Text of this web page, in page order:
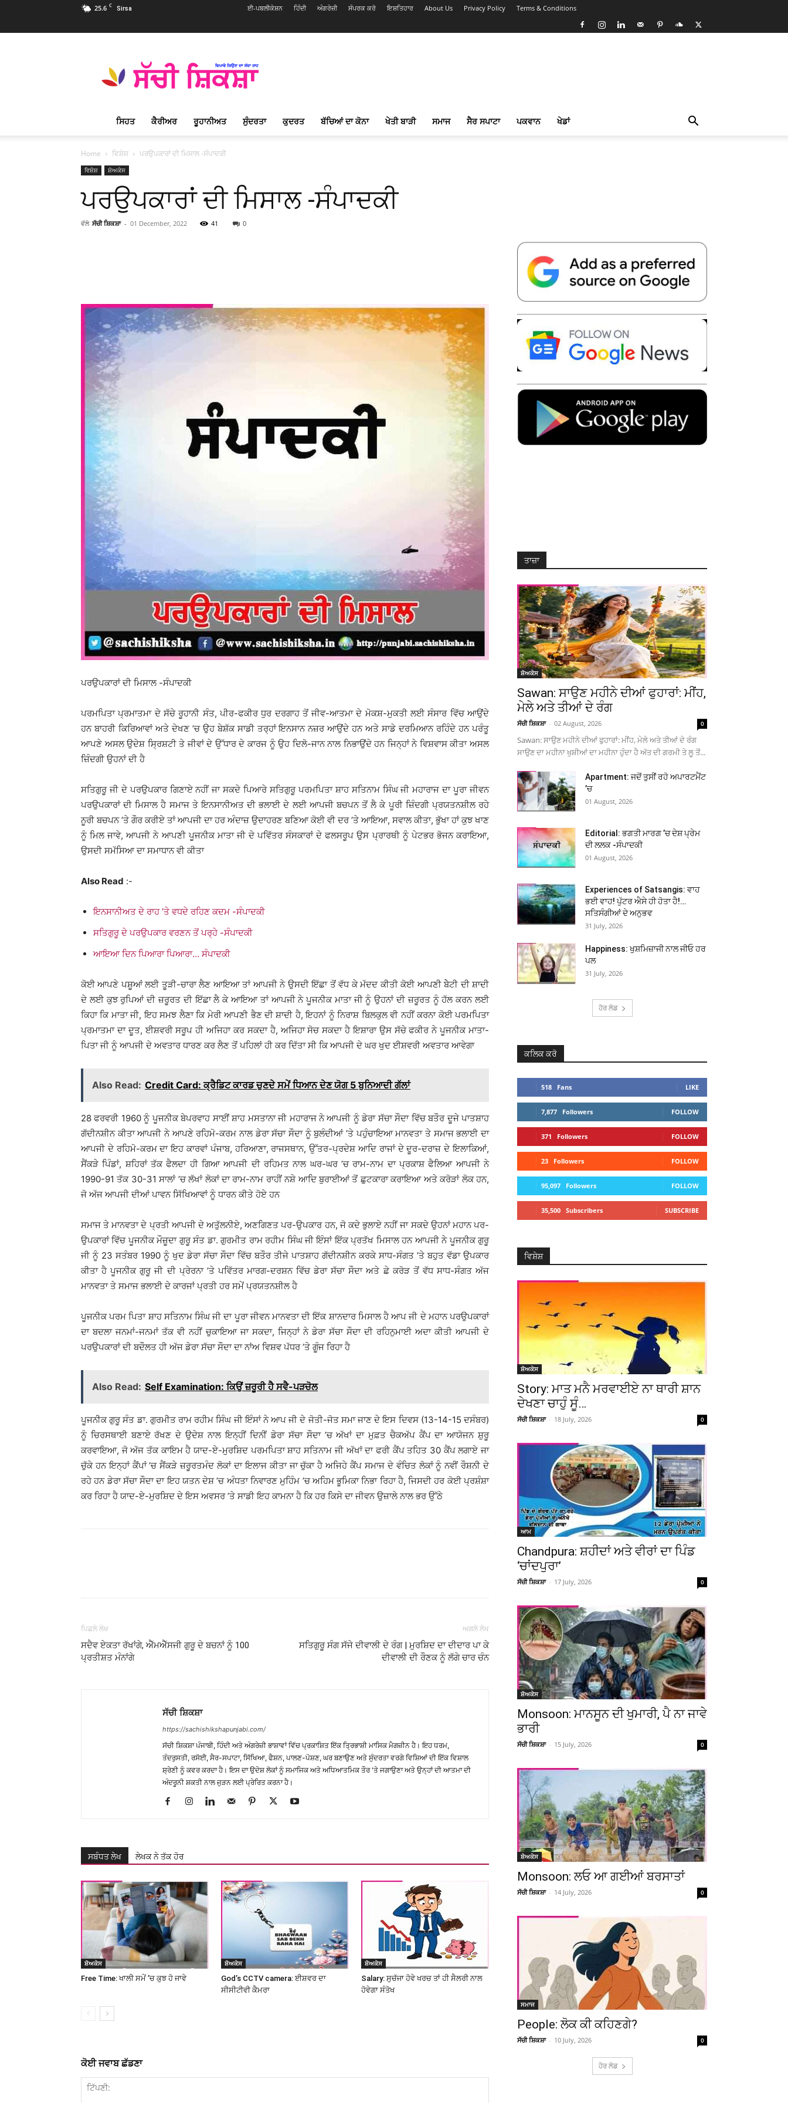
25.6 C Sirsa ਈ-ਪਬਲੀਕੇਸ਼ਨ ਹਿੰਦੀ ਅੰਗਰੇਜ਼ੀ ਸੰਪਰਕ ਕਰੋ ਇਸ਼ਤਿਹਾਰ About Us Privacy Policy Terms & Conditions
Shiksha
Punjabi
ਸ਼ਿਕਸ਼ਾ
ਪ੍ਰਸਿੱਧ
ਮੈਗਜ਼ੀਨ
ਸਿਹਤ ਕੈਰੀਅਰ ਰੂਹਾਨੀਅਤ ਸੁੰਦਰਤਾ ਕੁਦਰਤ ਬੱਚਿਆਂ ਦਾ ਕੋਨਾ ਖੇਤੀ ਬਾੜੀ ਸਮਾਜ ਸੈਰ ਸਪਾਟਾ ਪਕਵਾਨ ਖੇਡਾਂ
Home ਵਿਸ਼ੇਸ਼ ਪਰਉਪਕਾਰਾਂ ਦੀ ਮਿਸਾਲ -ਸੰਪਾਦਕੀ
ਵਿਸ਼ੇਸ਼ ਸ਼ੋਅਕੇਸ
ਪਰਉਪਕਾਰਾਂ ਦੀ ਮਿਸਾਲ -ਸੰਪਾਦਕੀ
ਵੱਲੋ ਸੱਚੀ ਸ਼ਿਕਸ਼ਾ - 01 December, 2022 41 0
Telegram Copy URL
ਪਰਉਪਕਾਰਾਂ ਦੀ ਮਿਸਾਲ -ਸੰਪਾਦਕੀ
ਪਰਮਪਿਤਾ ਪ੍ਰਮਾਤਮਾ ਦੇ ਸੱਚੇ ਰੂਹਾਨੀ ਸੰਤ, ਪੀਰ-ਫਕੀਰ ਧੁਰ ਦਰਗਾਹ ਤੋਂ ਜੀਵ-ਆਤਮਾ ਦੇ ਮੋਕਸ਼-ਮੁਕਤੀ ਲਈ ਸੰਸਾਰ ਵਿੱਚ ਆਉਂਦੇ
ਹਨ ਬਾਹਰੀ ਕਿਰਿਆਵਾਂ ਅਤੇ ਦੇਖਣ ’ਚ ਉਹ ਬੇਸ਼ੱਕ ਸਾਡੀ ਤਰ੍ਹਾਂ ਇਨਸਾਨ ਨਜ਼ਰ ਆਉਂਦੇ ਹਨ ਅਤੇ ਸਾਡੇ ਦਰਮਿਆਨ ਰਹਿੰਦੇ ਹਨ ਪਰੰਤੂ
ਆਪਣੇ ਅਸਲ ਉਦੇਸ਼ ਸ੍ਰਿਸ਼ਟੀ ਤੇ ਜੀਵਾਂ ਦੇ ਉੱਧਾਰ ਦੇ ਕਾਰਜ ਨੂੰ ਉਹ ਦਿਲੋ-ਜਾਨ ਨਾਲ ਨਿਭਾਉਂਦੇ ਹਨ ਜਿਨ੍ਹਾਂ ਨੇ ਵਿਸ਼ਵਾਸ ਕੀਤਾ ਅਸਲ
ਜ਼ਿੰਦਗੀ ਉਹਨਾਂ ਦੀ ਹੈ
ਸਤਿਗੁਰੂ ਜੀ ਦੇ ਪਰਉਪਕਾਰ ਗਿਣਾਏ ਨਹੀਂ ਜਾ ਸਕਦੇ ਪਿਆਰੇ ਸਤਿਗੁਰੂ ਪਰਮਪਿਤਾ ਸ਼ਾਹ ਸਤਿਨਾਮ ਸਿੰਘ ਜੀ ਮਹਾਰਾਜ ਦਾ ਪੂਰਾ ਜੀਵਨ
ਪਰਉਪਕਾਰਾਂ ਦੀ ਮਿਸਾਲ ਹੈ ਸਮਾਜ ਤੇ ਇਨਸਾਨੀਅਤ ਦੀ ਭਲਾਈ ਦੇ ਲਈ ਆਪਜੀ ਬਚਪਨ ਤੋਂ ਲੈ ਕੇ ਪੂਰੀ ਜ਼ਿੰਦਗੀ ਪ੍ਰਯਤਨਸ਼ੀਲ ਰਹੇ
ਨੂਰੀ ਬਚਪਨ ’ਤੇ ਗੌਰ ਕਰੀਏ ਤਾਂ ਆਪਜੀ ਦਾ ਹਰ ਅੰਦਾਜ਼ ਉਦਾਹਰਣ ਬਣਿਆ ਕੋਈ ਵੀ ਦਰ ’ਤੇ ਆਇਆ, ਸਵਾਲ ਕੀਤਾ, ਭੁੱਖਾ ਹਾਂ ਕੁਝ ਖਾਣ
ਨੂੰ ਮਿਲ ਜਾਵੇ, ਆਪਜੀ ਨੇ ਆਪਣੀ ਪੂਜਨੀਕ ਮਾਤਾ ਜੀ ਦੇ ਪਵਿੱਤਰ ਸੰਸਕਾਰਾਂ ਦੇ ਫਲਸਰੂਪ ਉਸ ਪ੍ਰਾਰਥੀ ਨੂੰ ਪੇਟਭਰ ਭੋਜਨ ਕਰਾਇਆ,
ਉਸਦੀ ਸਮੱਸਿਆ ਦਾ ਸਮਾਧਾਨ ਵੀ ਕੀਤਾ
Also Read :-
ਇਨਸਾਨੀਅਤ ਦੇ ਰਾਹ ’ਤੇ ਵਧਦੇ ਰਹਿਣ ਕਦਮ -ਸੰਪਾਦਕੀ
ਸਤਿਗੁਰੂ ਦੇ ਪਰਉਪਕਾਰ ਵਰਣਨ ਤੋਂ ਪਰ੍ਹੇ -ਸੰਪਾਦਕੀ
ਆਇਆ ਦਿਨ ਪਿਆਰਾ ਪਿਆਰਾ… ਸੰਪਾਦਕੀ
ਕੋਈ ਆਪਣੇ ਪਸ਼ੂਆਂ ਲਈ ਤੂੜੀ-ਚਾਰਾ ਲੈਣ ਆਇਆ ਤਾਂ ਆਪਜੀ ਨੇ ਉਸਦੀ ਇੱਛਾ ਤੋਂ ਵੱਧ ਕੇ ਮੱਦਦ ਕੀਤੀ ਕੋਈ ਆਪਣੀ ਬੇੇਟੀ ਦੀ ਸ਼ਾਦੀ
ਦੇ ਲਈ ਕੁਝ ਰੁਪਿਆਂ ਦੀ ਜ਼ਰੂਰਤ ਦੀ ਇੱਛਾ ਲੈ ਕੇ ਆਇਆ ਤਾਂ ਆਪਜੀ ਨੇ ਪੂਜਨੀਕ ਮਾਤਾ ਜੀ ਨੂੰ ਉਹਨਾਂ ਦੀ ਜ਼ਰੂਰਤ ਨੂੰ ਹੱਲ ਕਰਨ ਲਈ
ਕਿਹਾ ਕਿ ਮਾਤਾ ਜੀ, ਇਹ ਸਮਝ ਲੈਣਾ ਕਿ ਮੇਰੀ ਆਪਣੀ ਭੈਣ ਦੀ ਸ਼ਾਦੀ ਹੈ, ਇਹਨਾਂ ਨੂੰ ਨਿਰਾਸ਼ ਬਿਲਕੁਲ ਵੀ ਨਹੀਂ ਕਰਨਾ ਕੋਈ ਪਰਮਪਿਤਾ
ਪ੍ਰਮਾਤਮਾ ਦਾ ਦੂਤ, ਈਸ਼ਵਰੀ ਸਰੂਪ ਹੀ ਅਜਿਹਾ ਕਰ ਸਕਦਾ ਹੈ, ਅਜਿਹਾ ਸੋਚ ਸਕਦਾ ਹੈ ਇਸ਼ਾਰਾ ਉਸ ਸੱਚੇ ਫਕੀਰ ਨੇ ਪੂਜਨੀਕ ਮਾਤਾ-
ਪਿਤਾ ਜੀ ਨੂੰ ਆਪਜੀ ਦੇ ਅਵਤਾਰ ਧਾਰਣ ਕਰ ਲੈਣ ਤੋਂ ਪਹਿਲਾਂ ਹੀ ਕਰ ਦਿੱਤਾ ਸੀ ਕਿ ਆਪਜੀ ਦੇ ਘਰ ਖੁਦ ਈਸ਼ਵਰੀ ਅਵਤਾਰ ਆਵੇਗਾ
Also Read: Credit Card: ਕ੍ਰੈਡਿਟ ਕਾਰਡ ਚੁਣਦੇ ਸਮੇਂ ਧਿਆਨ ਦੇਣ ਯੋਗ 5 ਬੁਨਿਆਦੀ ਗੱਲਾਂ
28 ਫਰਵਰੀ 1960 ਨੂੰ ਪੂਜਨੀਕ ਬੇਪਰਵਾਹ ਸਾਈਂ ਸ਼ਾਹ ਮਸਤਾਨਾ ਜੀ ਮਹਾਰਾਜ ਨੇ ਆਪਜੀ ਨੂੰ ਡੇਰਾ ਸੱਚਾ ਸੌਦਾ ਵਿੱਚ ਬਤੌਰ ਦੂਜੇ ਪਾਤਸ਼ਾਹ
ਗੱਦੀਨਸ਼ੀਨ ਕੀਤਾ ਆਪਜੀ ਨੇ ਆਪਣੇ ਰਹਿਮੋ-ਕਰਮ ਨਾਲ ਡੇਰਾ ਸੱਚਾ ਸੌਦਾ ਨੂੰ ਬੁਲੰਦੀਆਂ ’ਤੇ ਪਹੁੰਚਾਇਆ ਮਾਨਵਤਾ ਤੇ ਸਮਾਜ ਭਲਾਈ ਦਾ
ਆਪਜੀ ਦੇ ਰਹਿਮੋ-ਕਰਮ ਦਾ ਇਹ ਕਾਰਵਾਂ ਪੰਜਾਬ, ਹਰਿਆਣਾ, ਰਾਜਸਥਾਨ, ਉੱਤਰ-ਪ੍ਰਦੇਸ਼ ਆਦਿ ਰਾਜਾਂ ਦੇ ਦੂਰ-ਦਰਾਜ਼ ਦੇ ਇਲਾਕਿਆਂ,
ਸੈਂਕੜੇ ਪਿੰਡਾਂ, ਸ਼ਹਿਰਾਂ ਤੱਕ ਫੈਲਦਾ ਹੀ ਗਿਆ ਆਪਜੀ ਦੀ ਰਹਿਮਤ ਨਾਲ ਘਰ-ਘਰ ’ਚ ਰਾਮ-ਨਾਮ ਦਾ ਪ੍ਰਕਾਸ਼ ਫੈਲਿਆ ਆਪਜੀ ਨੇ
1990-91 ਤੱਕ 30-31 ਸਾਲਾਂ ’ਚ ਲੱਖਾਂ ਲੋਕਾਂ ਦਾ ਰਾਮ-ਨਾਮ ਰਾਹੀਂ ਨਸ਼ੇ ਆਦਿ ਬੁਰਾਈਆਂ ਤੋਂ ਛੁਟਕਾਰਾ ਕਰਾਇਆ ਅਤੇ ਕਰੋੜਾਂ ਲੋਕ ਹਨ,
ਜੋ ਅੱਜ ਆਪਜੀ ਦੀਆਂ ਪਾਵਨ ਸਿੱਖਿਆਵਾਂ ਨੂੰ ਧਾਰਨ ਕੀਤੇ ਹੋਏ ਹਨ
ਸਮਾਜ ਤੇ ਮਾਨਵਤਾ ਦੇ ਪ੍ਰਤੀ ਆਪਜੀ ਦੇ ਅਤੁੱਲਨੀਏ, ਅਣਗਿਣਤ ਪਰ-ਉਪਕਾਰ ਹਨ, ਜੋ ਕਦੇ ਭੁਲਾਏ ਨਹੀਂ ਜਾ ਸਕਦੇ ਉਹਨਾਂ ਮਹਾਨ ਪਰ-
ਉਪਕਾਰਾਂ ਵਿੱਚ ਪੂਜਨੀਕ ਮੌਜ਼ੂਦਾ ਗੁਰੂ ਸੰਤ ਡਾ. ਗੁਰਮੀਤ ਰਾਮ ਰਹੀਮ ਸਿੰਘ ਜੀ ਇੰਸਾਂ ਇੱਕ ਪ੍ਰਤੱਖ ਮਿਸਾਲ ਹਨ ਆਪਜੀ ਨੇ ਪੂਜਨੀਕ ਗੁਰੂ
ਜੀ ਨੂੰ 23 ਸਤੰਬਰ 1990 ਨੂੰ ਖੁਦ ਡੇਰਾ ਸੱਚਾ ਸੌਦਾ ਵਿੱਚ ਬਤੌਰ ਤੀਜੇ ਪਾਤਸ਼ਾਹ ਗੱਦੀਨਸ਼ੀਨ ਕਰਕੇ ਸਾਧ-ਸੰਗਤ ’ਤੇ ਬਹੁਤ ਵੱਡਾ ਉਪਕਾਰ
ਕੀਤਾ ਹੈ ਪੂਜਨੀਕ ਗੁਰੂ ਜੀ ਦੀ ਪ੍ਰੇਰਨਾ ’ਤੇ ਪਵਿੱਤਰ ਮਾਰਗ-ਦਰਸ਼ਨ ਵਿੱਚ ਡੇਰਾ ਸੱਚਾ ਸੌਦਾ ਅਤੇ ਛੇ ਕਰੋੜ ਤੋਂ ਵੱਧ ਸਾਧ-ਸੰਗਤ ਅੱਜ
ਮਾਨਵਤਾ ਤੇ ਸਮਾਜ ਭਲਾਈ ਦੇ ਕਾਰਜਾਂ ਪ੍ਰਤੀ ਹਰ ਸਮੇਂ ਪ੍ਰਯਤਨਸ਼ੀਲ ਹੈ
ਪੂਜਨੀਕ ਪਰਮ ਪਿਤਾ ਸ਼ਾਹ ਸਤਿਨਾਮ ਸਿੰਘ ਜੀ ਦਾ ਪੂਰਾ ਜੀਵਨ ਮਾਨਵਤਾ ਦੀ ਇੱਕ ਸ਼ਾਨਦਾਰ ਮਿਸਾਲ ਹੈ ਆਪ ਜੀ ਦੇ ਮਹਾਨ ਪਰਉਪਕਾਰਾਂ
ਦਾ ਬਦਲਾ ਜਨਮਾਂ-ਜਨਮਾਂ ਤੱਕ ਵੀ ਨਹੀਂ ਚੁਕਾਇਆ ਜਾ ਸਕਦਾ, ਜਿਨ੍ਹਾਂ ਨੇ ਡੇਰਾ ਸੱਚਾ ਸੌਦਾ ਦੀ ਰਹਿਨੁਮਾਈ ਅਦਾ ਕੀਤੀ ਆਪਜੀ ਦੇ
ਪਰਉਪਕਾਰਾਂ ਦੀ ਬਦੌਲਤ ਹੀ ਅੱਜ ਡੇਰਾ ਸੱਚਾ ਸੌਦਾ ਦਾ ਨਾਂਅ ਵਿਸ਼ਵ ਪੱਧਰ ’ਤੇ ਗੂੰਜ ਰਿਹਾ ਹੈ
Also Read: Self Examination: ਕਿਉਂ ਜ਼ਰੂਰੀ ਹੈ ਸਵੈ-ਪੜਚੋਲ
ਪੂਜਨੀਕ ਗੁਰੂ ਸੰਤ ਡਾ. ਗੁਰਮੀਤ ਰਾਮ ਰਹੀਮ ਸਿੰਘ ਜੀ ਇੰਸਾਂ ਨੇ ਆਪ ਜੀ ਦੇ ਜੋਤੀ-ਜੋਤ ਸਮਾ ਜਾਣ ਦੇ ਇਸ ਦਿਵਸ (13-14-15 ਦਸੰਬਰ)
ਨੂੰ ਚਿਰਸਥਾਈ ਬਣਾਏ ਰੱਖਣ ਦੇ ਉਦੇਸ਼ ਨਾਲ ਇਨ੍ਹੀਂ ਦਿਨੀਂ ਡੇਰਾ ਸੱਚਾ ਸੌਦਾ ’ਚ ਅੱਖਾਂ ਦਾ ਮੁਫ਼ਤ ਚੈਕਅੱਪ ਕੈਂਪ ਦਾ ਆਯੋਜਨ ਸ਼ੁਰੂ
ਕਰਵਾਇਆ, ਜੋ ਅੱਜ ਤੱਕ ਕਾਇਮ ਹੈ ਯਾਦ-ਏ-ਮੁਰਸ਼ਿਦ ਪਰਮਪਿਤਾ ਸ਼ਾਹ ਸਤਿਨਾਮ ਜੀ ਅੱਖਾਂ ਦਾ ਫਰੀ ਕੈਂਪ ਤਹਿਤ 30 ਕੈਂਪ ਲਗਾਏ ਜਾ
ਚੁੱਕੇ ਹਨ ਇਨ੍ਹਾਂ ਕੈਂਪਾਂ ’ਚ ਸੈਂਕੜੇ ਜ਼ਰੂਰਤਮੰਦ ਲੋਕਾਂ ਦਾ ਇਲਾਜ ਕੀਤਾ ਜਾ ਚੁੱਕਾ ਹੈ ਅਜਿਹੇ ਕੈਂਪ ਸਮਾਜ ਦੇ ਵੰਚਿਤ ਲੋਕਾਂ ਨੂੰ ਨਵੀਂ ਰੌਸ਼ਨੀ ਦੇ
ਰਹੇ ਹਨ ਡੇਰਾ ਸੱਚਾ ਸੌਦਾ ਦਾ ਇਹ ਯਤਨ ਦੇਸ਼ ’ਚ ਅੰਧਤਾ ਨਿਵਾਰਣ ਮੁਹਿੰਮ ’ਚ ਅਹਿਮ ਭੂਮਿਕਾ ਨਿਭਾ ਰਿਹਾ ਹੈ, ਜਿਸਦੀ ਹਰ ਕੋਈ ਪ੍ਰਸ਼ੰਸ਼ਾ
ਕਰ ਰਿਹਾ ਹੈ ਯਾਦ-ਏ-ਮੁਰਸ਼ਿਦ ਦੇ ਇਸ ਅਵਸਰ ’ਤੇ ਸਾਡੀ ਇਹ ਕਾਮਨਾ ਹੈ ਕਿ ਹਰ ਕਿਸੇ ਦਾ ਜੀਵਨ ਉਜ਼ਾਲੇ ਨਾਲ ਭਰ ਉੱਠੇ
ਪਿਛਲੇ ਲੇਖ
ਸਦੈਵ ਏਕਤਾ ਰੱਖਾਂਗੇ, ਐੱਮਐੱਸਜੀ ਗੁਰੂ ਦੇ ਬਚਨਾਂ ਨੂੰ 100
ਪ੍ਰਤੀਸ਼ਤ ਮੰਨਾਂਗੇ
ਅਗਲੇ ਲੇਖ
ਸਤਿਗੁਰੂ ਸੰਗ ਸੱਜੇ ਦੀਵਾਲੀ ਦੇ ਰੰਗ | ਮੁਰਸ਼ਿਦ ਦਾ ਦੀਦਾਰ ਪਾ ਕੇ
ਦੀਵਾਲੀ ਦੀ ਰੌਣਕ ਨੂੰ ਲੱਗੇ ਚਾਰ ਚੰਨ
ਸੱਚੀ ਸ਼ਿਕਸ਼ਾ
https://sachishikshapunjabi.com/
ਸੱਚੀ ਸ਼ਿਕਸ਼ਾ ਪੰਜਾਬੀ, ਹਿੰਦੀ ਅਤੇ ਅੰਗਰੇਜ਼ੀ ਭਾਸ਼ਾਵਾਂ ਵਿੱਚ ਪ੍ਰਕਾਸ਼ਿਤ ਇੱਕ ਤ੍ਰਿਭਾਸ਼ੀ ਮਾਸਿਕ ਮੈਗਜ਼ੀਨ ਹੈ। ਇਹ ਧਰਮ,
ਤੰਦਰੁਸਤੀ, ਰਸੋਈ, ਸੈਰ-ਸਪਾਟਾ, ਸਿੱਖਿਆ, ਫੈਸ਼ਨ, ਪਾਲਣ-ਪੋਸ਼ਣ, ਘਰ ਬਣਾਉਣ ਅਤੇ ਸੁੰਦਰਤਾ ਵਰਗੇ ਵਿਸ਼ਿਆਂ ਦੀ ਇੱਕ ਵਿਸ਼ਾਲ
ਸ਼੍ਰੇਣੀ ਨੂੰ ਕਵਰ ਕਰਦਾ ਹੈ। ਇਸ ਦਾ ਉਦੇਸ਼ ਲੋਕਾਂ ਨੂੰ ਸਮਾਜਿਕ ਅਤੇ ਅਧਿਆਤਮਿਕ ਤੌਰ 'ਤੇ ਜਗਾਉਣਾ ਅਤੇ ਉਨ੍ਹਾਂ ਦੀ ਆਤਮਾ ਦੀ
ਅੰਦਰੂਨੀ ਸ਼ਕਤੀ ਨਾਲ ਜੁੜਨ ਲਈ ਪ੍ਰੇਰਿਤ ਕਰਨਾ ਹੈ।
ਸਬੰਧਤ ਲੇਖ ਲੇਖਕ ਨੇ ਤੱਕ ਹੋਰ
ਸ਼ੋਅਕੇਸ
Free Time: ਖਾਲੀ ਸਮੇਂ ’ਚ ਕੁਝ ਹੋ ਜਾਵੇ
ਸ਼ੋਅਕੇਸ
God’s CCTV camera: ਈਸ਼ਵਰ ਦਾ
ਸੀਸੀਟੀਵੀ ਕੈਮਰਾ
ਸ਼ੋਅਕੇਸ
Salary: ਸੁਚੱਜਾ ਹੋਵੇ ਖਰਚ ਤਾਂ ਹੀ ਸੈਲਰੀ ਨਾਲ
ਹੋਵੇਗਾ ਸੰਤੋਖ
ਕੋਈ ਜਵਾਬ ਛੱਡਣਾ
ਤਾਜ਼ਾ
ਸ਼ੋਅਕੇਸ
Sawan: ਸਾਉਣ ਮਹੀਨੇ ਦੀਆਂ ਫੁਹਾਰਾਂ: ਮੀਂਹ,
ਮੇਲੇ ਅਤੇ ਤੀਆਂ ਦੇ ਰੰਗ
ਸੱਚੀ ਸ਼ਿਕਸ਼ਾ - 02 August, 2026 0
Sawan: ਸਾਉਣ ਮਹੀਨੇ ਦੀਆਂ ਫੁਹਾਰਾਂ: ਮੀਂਹ, ਮੇਲੇ ਅਤੇ ਤੀਆਂ ਦੇ ਰੰਗ
ਸਾਉਣ ਦਾ ਮਹੀਨਾ ਖੁਸ਼ੀਆਂ ਦਾ ਮਹੀਨਾ ਹੁੰਦਾ ਹੈ ਅੱਤ ਦੀ ਗਰਮੀ ਤੇ ਲੂ ਤੋਂ...
Apartment: ਜਦੋਂ ਤੁਸੀਂ ਰਹੋ ਅਪਾਰਟਮੈਂਟ
’ਚ
01 August, 2026
Editorial: ਭਗਤੀ ਮਾਰਗ ’ਚ ਦੇਸ਼ ਪ੍ਰੇਮ
ਦੀ ਲਲਕ -ਸੰਪਾਦਕੀ
01 August, 2026
Experiences of Satsangis: ਵਾਹ
ਭਈ ਵਾਹ! ਪੁੱਟਰ ਐਸੇ ਹੀ ਹੋਤਾ ਹੈ!…
ਸਤਿਸੰਗੀਆਂ ਦੇ ਅਨੁਭਵ
31 July, 2026
Happiness: ਖੁਸ਼ਮਿਜ਼ਾਜੀ ਨਾਲ ਜੀਓ ਹਰ
ਪਲ
31 July, 2026
ਹੋਰ ਲੋਡ
ਕਲਿਕ ਕਰੋ
518 Fans LIKE
7,877 Followers FOLLOW
371 Followers FOLLOW
23 Followers FOLLOW
95,097 Followers FOLLOW
35,500 Subscribers SUBSCRIBE
ਵਿਸ਼ੇਸ਼
ਸ਼ੋਅਕੇਸ
Story: ਮਾਤ ਮਨੈ ਮਰਵਾਈਏ ਨਾ ਥਾਰੀ ਸ਼ਾਨ
ਦੇਖਣਾ ਚਾਹੁੰ ਸੂੰ…
ਸੱਚੀ ਸ਼ਿਕਸ਼ਾ - 18 July, 2026 0
ਆਮ
Chandpura: ਸ਼ਹੀਦਾਂ ਅਤੇ ਵੀਰਾਂ ਦਾ ਪਿੰਡ
‘ਚਾਂਦਪੁਰਾ’
ਸੱਚੀ ਸ਼ਿਕਸ਼ਾ - 17 July, 2026 0
ਸ਼ੋਅਕੇਸ
Monsoon: ਮਾਨਸੂਨ ਦੀ ਖੁਮਾਰੀ, ਪੈ ਨਾ ਜਾਵੇ
ਭਾਰੀ
ਸੱਚੀ ਸ਼ਿਕਸ਼ਾ - 15 July, 2026 0
ਸ਼ੋਅਕੇਸ
Monsoon: ਲਓ ਆ ਗਈਆਂ ਬਰਸਾਤਾਂ
ਸੱਚੀ ਸ਼ਿਕਸ਼ਾ - 14 July, 2026 0
ਸਮਾਜ
People: ਲੋਕ ਕੀ ਕਹਿਣਗੇ?
ਸੱਚੀ ਸ਼ਿਕਸ਼ਾ - 10 July, 2026 0
ਹੋਰ ਲੋਡ